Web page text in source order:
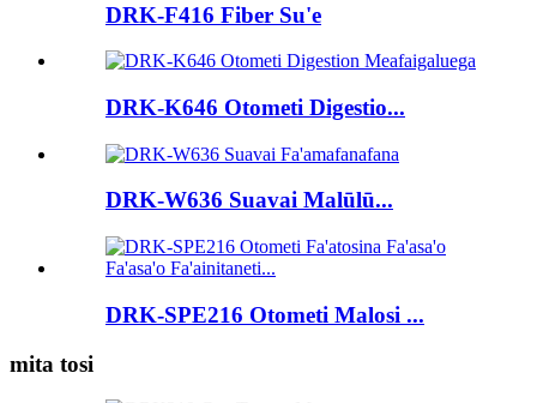
DRK-F416 Fiber Su'e
DRK-K646 Otometi Digestio...
DRK-W636 Suavai Malūlū...
DRK-SPE216 Otometi Malosi ...
mita tosi